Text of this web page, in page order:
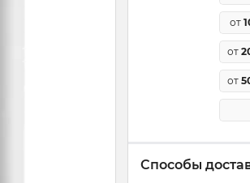
от
от
от
Способы